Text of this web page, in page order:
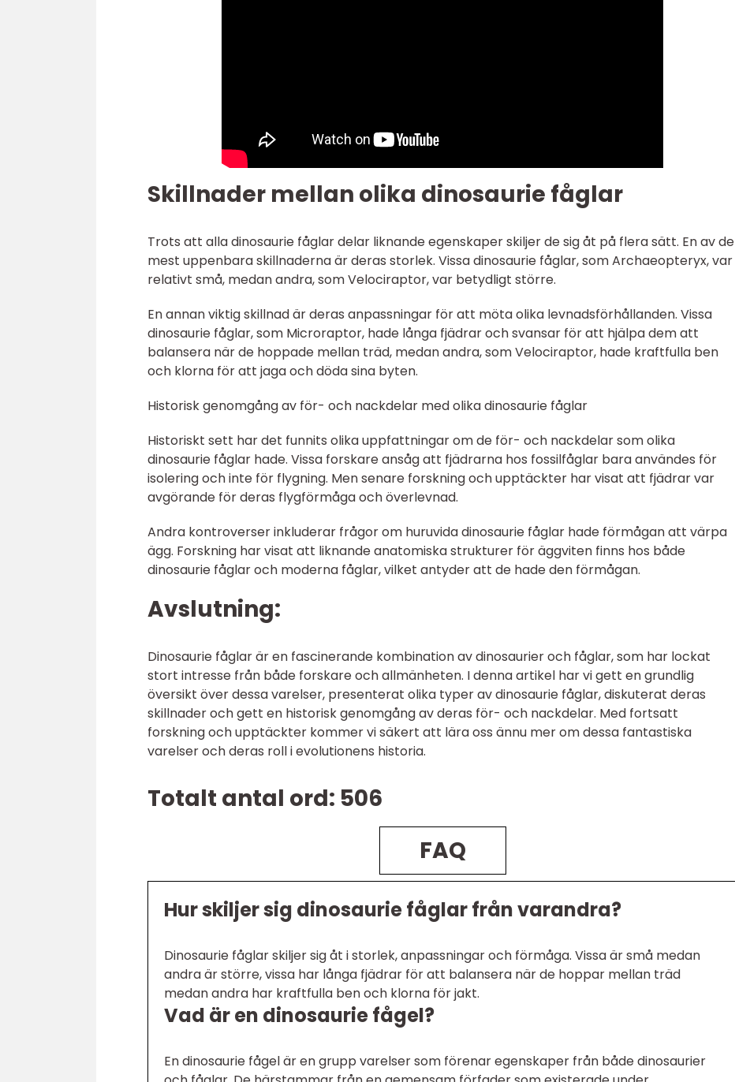
Skillnader mellan olika dinosaurie fåglar
Trots att alla dinosaurie fåglar delar liknande egenskaper skiljer de sig åt på flera sätt. En av de
mest uppenbara skillnaderna är deras storlek. Vissa dinosaurie fåglar, som Archaeopteryx, var
relativt små, medan andra, som Velociraptor, var betydligt större.
En annan viktig skillnad är deras anpassningar för att möta olika levnadsförhållanden. Vissa
dinosaurie fåglar, som Microraptor, hade långa fjädrar och svansar för att hjälpa dem att
balansera när de hoppade mellan träd, medan andra, som Velociraptor, hade kraftfulla ben
och klorna för att jaga och döda sina byten.
Historisk genomgång av för- och nackdelar med olika dinosaurie fåglar
Historiskt sett har det funnits olika uppfattningar om de för- och nackdelar som olika
dinosaurie fåglar hade. Vissa forskare ansåg att fjädrarna hos fossilfåglar bara användes för
isolering och inte för flygning. Men senare forskning och upptäckter har visat att fjädrar var
avgörande för deras flygförmåga och överlevnad.
Andra kontroverser inkluderar frågor om huruvida dinosaurie fåglar hade förmågan att värpa
ägg. Forskning har visat att liknande anatomiska strukturer för äggviten finns hos både
dinosaurie fåglar och moderna fåglar, vilket antyder att de hade den förmågan.
Avslutning:
Dinosaurie fåglar är en fascinerande kombination av dinosaurier och fåglar, som har lockat
stort intresse från både forskare och allmänheten. I denna artikel har vi gett en grundlig
översikt över dessa varelser, presenterat olika typer av dinosaurie fåglar, diskuterat deras
skillnader och gett en historisk genomgång av deras för- och nackdelar. Med fortsatt
forskning och upptäckter kommer vi säkert att lära oss ännu mer om dessa fantastiska
varelser och deras roll i evolutionens historia.
Totalt antal ord: 506
FAQ
Hur skiljer sig dinosaurie fåglar från varandra?
Dinosaurie fåglar skiljer sig åt i storlek, anpassningar och förmåga. Vissa är små medan
andra är större, vissa har långa fjädrar för att balansera när de hoppar mellan träd
medan andra har kraftfulla ben och klorna för jakt.
Vad är en dinosaurie fågel?
En dinosaurie fågel är en grupp varelser som förenar egenskaper från både dinosaurier